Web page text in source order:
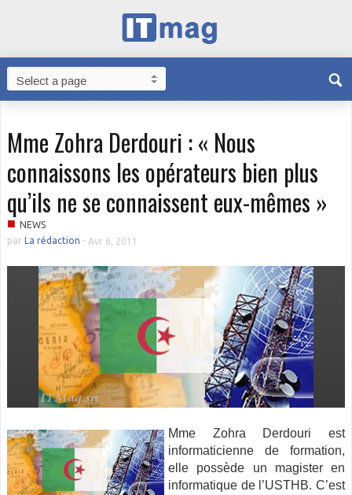
Mme Zohra Derdouri : « Nous
connaissons les opérateurs bien plus
qu’ils ne se connaissent eux-mêmes »
■ NEWS
par La rédaction - Avr 6, 2011
Mme Zohra Derdouri est
informaticienne de formation,
elle possède un magister en
informatique de l’USTHB. C’est